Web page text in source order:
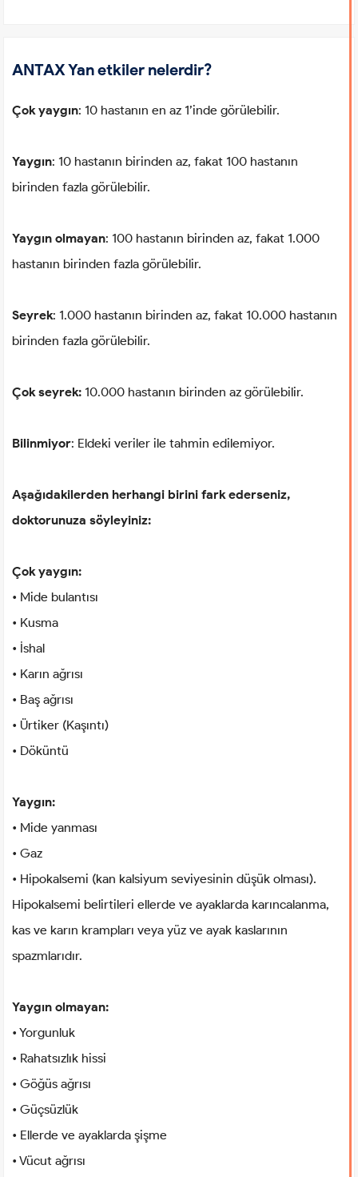
ANTAX Yan etkiler nelerdir?
Çok yaygın: 10 hastanın en az 1’inde görülebilir.
Yaygın: 10 hastanın birinden az, fakat 100 hastanın
birinden fazla görülebilir.
Yaygın olmayan: 100 hastanın birinden az, fakat 1.000
hastanın birinden fazla görülebilir.
Seyrek: 1.000 hastanın birinden az, fakat 10.000 hastanın
birinden fazla görülebilir.
Çok seyrek: 10.000 hastanın birinden az görülebilir.
Bilinmiyor: Eldeki veriler ile tahmin edilemiyor.
Aşağıdakilerden herhangi birini fark ederseniz,
doktorunuza söyleyiniz:
Çok yaygın:
• Mide bulantısı
• Kusma
• İshal
• Karın ağrısı
• Baş ağrısı
• Ürtiker (Kaşıntı)
• Döküntü
Yaygın:
• Mide yanması
• Gaz
• Hipokalsemi (kan kalsiyum seviyesinin düşük olması).
Hipokalsemi belirtileri ellerde ve ayaklarda karıncalanma,
kas ve karın krampları veya yüz ve ayak kaslarının
spazmlarıdır.
Yaygın olmayan:
• Yorgunluk
• Rahatsızlık hissi
• Göğüs ağrısı
• Güçsüzlük
• Ellerde ve ayaklarda şişme
• Vücut ağrısı